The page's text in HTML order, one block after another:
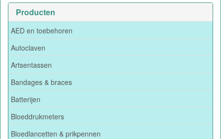
Producten
AED en toebehoren
Autoclaven
Artsentassen
Bandages & braces
Batterijen
Bloeddrukmeters
Bloedlancetten & prikpennen